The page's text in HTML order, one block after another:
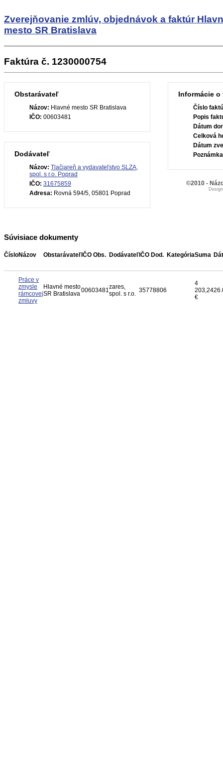
Zverejňovanie zmlúv, objednávok a faktúr
mesto SR Bratislava
Faktúra č. 1230000754
Obstarávateľ
Názov: Hlavné mesto SR Bratislava
IČO: 00603481
Dodávateľ
Názov: Tlačiareň a vydavateľstvo SLZA,
spol. s r.o. Poprad
IČO: 31675859
Adresa: Rovná 594/5, 05801 Poprad
Informácie o
Číslo
Popis
Dátum
Celková
Dátum
Súvisiace dokumenty
ČísloNázov Obstarávateľ IČO Obs. Dodávateľ IČO Dod. KategóriaSuma
Práce v
zmysle
rámcovej
zmluvy
Hlavné mesto
SR Bratislava00603481zares,
spol. s r.o. 35778806
4
203,24
€
©2010 -